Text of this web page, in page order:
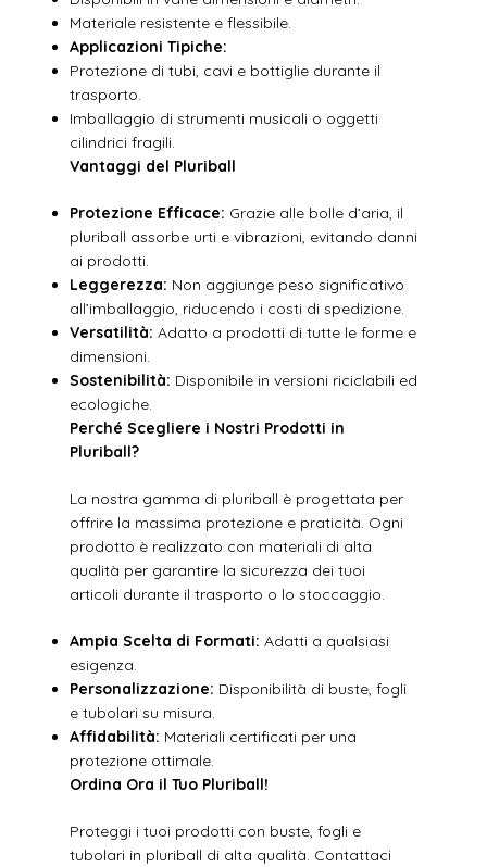
Materiale resistente e flessibile.
Applicazioni Tipiche:
Protezione di tubi, cavi e bottiglie durante il
trasporto.
Imballaggio di strumenti musicali o oggetti
cilindrici fragili.
Vantaggi del Pluriball
Protezione Efficace: Grazie alle bolle d’aria, il
pluriball assorbe urti e vibrazioni, evitando danni
ai prodotti.
Leggerezza: Non aggiunge peso significativo
all’imballaggio, riducendo i costi di spedizione.
Versatilità: Adatto a prodotti di tutte le forme e
dimensioni.
Sostenibilità: Disponibile in versioni riciclabili ed
ecologiche.
Perché Scegliere i Nostri Prodotti in
Pluriball?
La nostra gamma di pluriball è progettata per
offrire la massima protezione e praticità. Ogni
prodotto è realizzato con materiali di alta
qualità per garantire la sicurezza dei tuoi
articoli durante il trasporto o lo stoccaggio.
Ampia Scelta di Formati: Adatti a qualsiasi
esigenza.
Personalizzazione: Disponibilità di buste, fogli
e tubolari su misura.
Affidabilità: Materiali certificati per una
protezione ottimale.
Ordina Ora il Tuo Pluriball!
Proteggi i tuoi prodotti con buste, fogli e
tubolari in pluriball di alta qualità. Contattaci